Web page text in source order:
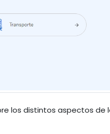
los distintos aspectos de